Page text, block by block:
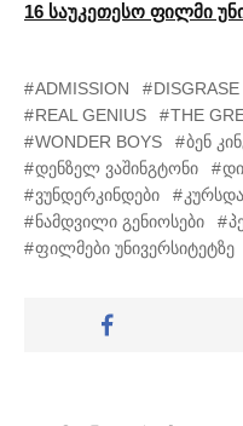
16 საუკეთესო ფილმი
ADMISSION DISGRASE
REAL GENIUS
THE
WONDER BOYS
ბენ
დენზელ ვაშინგტონი
ვუნდერკინდები
ნამდვილი გენიოსები
ფილმები უნივერსიტეტზე